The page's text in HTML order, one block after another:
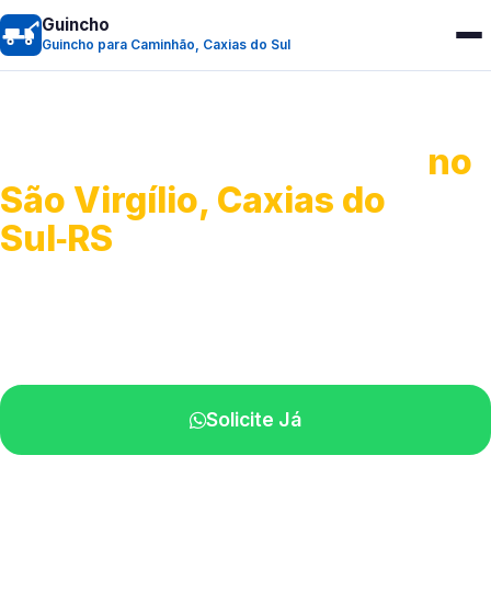
Guincho
Guincho para Caminhão, Caxias do Sul
no
São Virgílio, Caxias do
Sul‑RS
Solicite Já